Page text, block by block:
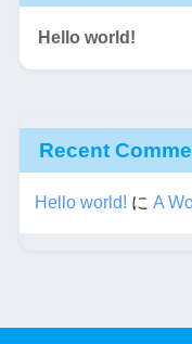
Hello world!
Recent
Hello world! に A